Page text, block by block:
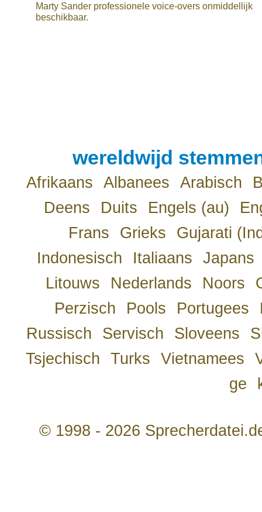
Marty Sander professionele voice-overs onmiddellijk
beschikbaar.
wereldwijd
Afrikaans Albanees Arabisch
Deens
Duits Engels (au)
Frans
Grieks
Gujarati
Indonesisch
Italiaans
Japans
Litouws
Nederlands Noors
Perzisch
Pools Portugees
Russisch
Servisch Sloveens
Tsjechisch
Turks Vietnamees
ge
© 1998 - 2026